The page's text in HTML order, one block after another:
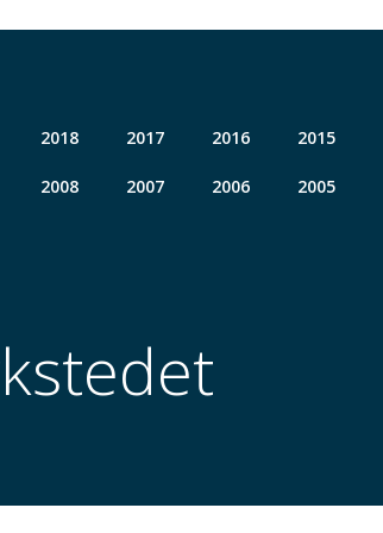
2018 2017 2016 2015
2008 2007 2006 2005